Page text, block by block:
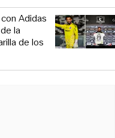
Adidas
la
de los